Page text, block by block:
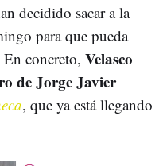
decidido sacar a la
para que pueda
concreto, Velasco
de Jorge Javier
, que ya está llegando